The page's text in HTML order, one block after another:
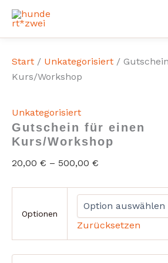
Zum
Inhalt
springen
Start / Unkategorisiert /
Kurs/Workshop
Unkategorisiert
Gutschein für einen
Kurs/Workshop
20,00 € – 500,00 €
Optionen
Zurücksetzen